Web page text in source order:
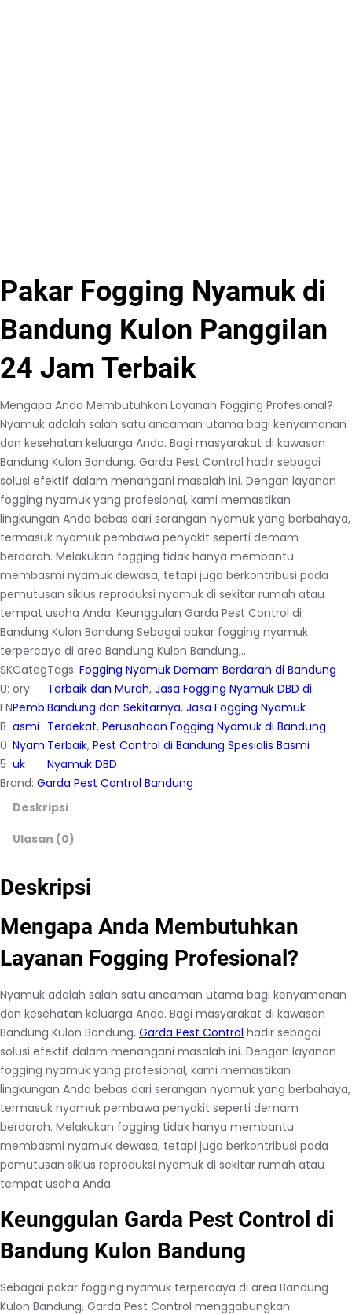
Pakar Fogging Nyamuk di
Bandung Kulon Panggilan
24 Jam Terbaik
Mengapa Anda Membutuhkan Layanan Fogging Profesional?
Nyamuk adalah salah satu ancaman utama bagi kenyamanan
dan kesehatan keluarga Anda. Bagi masyarakat di kawasan
Bandung Kulon Bandung, Garda Pest Control hadir sebagai
solusi efektif dalam menangani masalah ini. Dengan layanan
fogging nyamuk yang profesional, kami memastikan
lingkungan Anda bebas dari serangan nyamuk yang berbahaya,
termasuk nyamuk pembawa penyakit seperti demam
berdarah. Melakukan fogging tidak hanya membantu
membasmi nyamuk dewasa, tetapi juga berkontribusi pada
pemutusan siklus reproduksi nyamuk di sekitar rumah atau
tempat usaha Anda. Keunggulan Garda Pest Control di
Bandung Kulon Bandung Sebagai pakar fogging nyamuk
terpercaya di area Bandung Kulon Bandung,…
SK
U:
FN
B
0
5
Categ
ory:
Pemb
asmi
Nyam
uk
Tags:Fogging Nyamuk Demam Berdarah di Bandung
Terbaik dan Murah, Jasa Fogging Nyamuk DBD di
Bandung dan Sekitarnya, Jasa Fogging Nyamuk
Terdekat, Perusahaan Fogging Nyamuk di Bandung
Terbaik, Pest Control di Bandung Spesialis Basmi
Nyamuk DBD
Brand: Garda Pest Control Bandung
Deskripsi
Ulasan (0)
Deskripsi
Mengapa Anda Membutuhkan
Layanan Fogging Profesional?
Nyamuk adalah salah satu ancaman utama bagi kenyamanan
dan kesehatan keluarga Anda. Bagi masyarakat di kawasan
Bandung Kulon Bandung, Garda Pest Control hadir sebagai
solusi efektif dalam menangani masalah ini. Dengan layanan
fogging nyamuk yang profesional, kami memastikan
lingkungan Anda bebas dari serangan nyamuk yang berbahaya,
termasuk nyamuk pembawa penyakit seperti demam
berdarah. Melakukan fogging tidak hanya membantu
membasmi nyamuk dewasa, tetapi juga berkontribusi pada
pemutusan siklus reproduksi nyamuk di sekitar rumah atau
tempat usaha Anda.
Keunggulan Garda Pest Control di
Bandung Kulon Bandung
Sebagai pakar fogging nyamuk terpercaya di area Bandung
Kulon Bandung, Garda Pest Control menggabungkan